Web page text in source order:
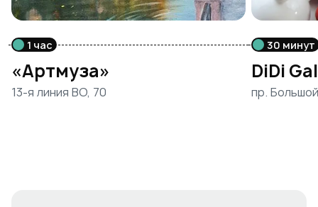
1 час
«Артмуза»
13-я линия ВО, 70
30 минут
DiDi
пр.